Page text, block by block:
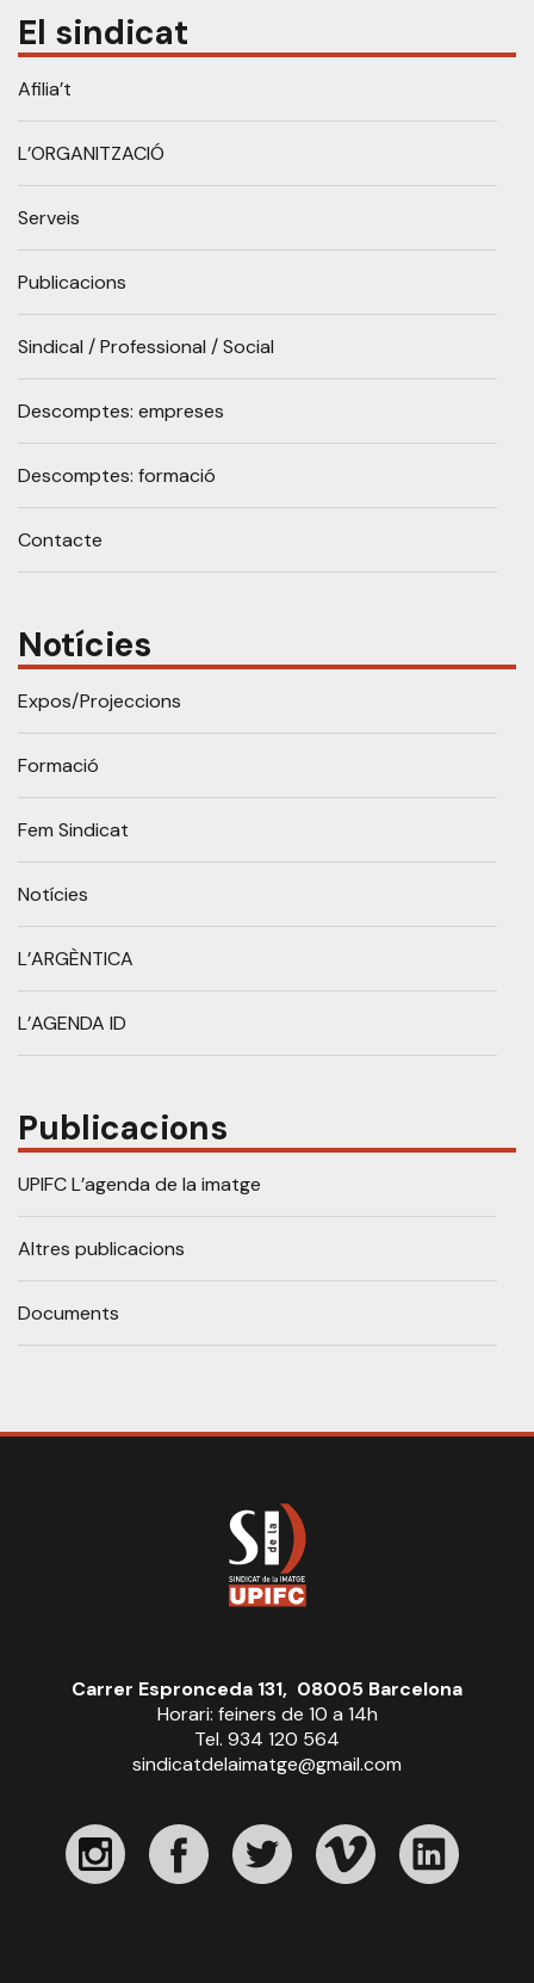
El sindicat
Afilia’t
L’ORGANITZACIÓ
Serveis
Publicacions
Sindical / Professional / Social
Descomptes: empreses
Descomptes: formació
Contacte
Notícies
Expos/Projeccions
Formació
Fem Sindicat
Notícies
L’ARGÈNTICA
L’AGENDA ID
Publicacions
UPIFC L’agenda de la imatge
Altres publicacions
Documents
Carrer Espronceda 131, 08005 Barcelona
Horari: feiners de 10 a 14h
Tel. 934 120 564
sindicatdelaimatge@gmail.com